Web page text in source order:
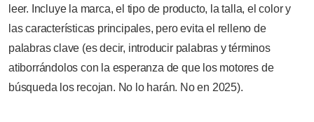
leer. Incluye la marca, el tipo de producto, la talla, el color y
las características principales, pero evita el relleno de
palabras clave (es decir, introducir palabras y términos
atiborrándolos con la esperanza de que los motores de
búsqueda los recojan. No lo harán. No en 2025).